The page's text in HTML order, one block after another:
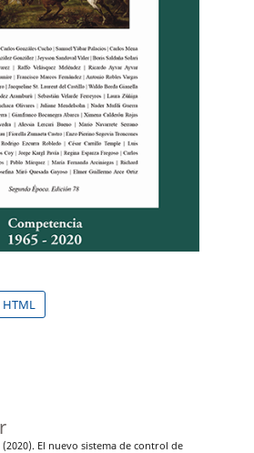
HTML
El nuevo sistema de control de